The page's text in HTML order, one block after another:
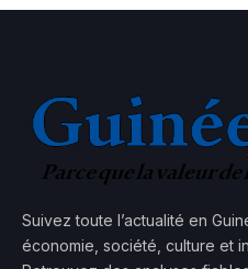
Suivez toute l’actualité en
économie, société, culture et